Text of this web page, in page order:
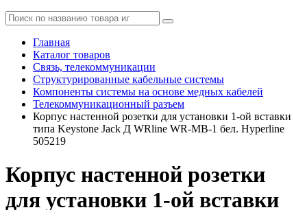
Главная
Каталог товаров
Связь, телекоммуникации
Структурированные кабельные системы
Компоненты системы на основе медных кабелей
Телекоммуникационный разъем
Корпус настенной розетки для установки 1-ой вставки
типа Keystone Jack Д WRline WR-MB-1 бел. Hyperline
505219
Корпус настенной розетки
для установки 1-ой вставки